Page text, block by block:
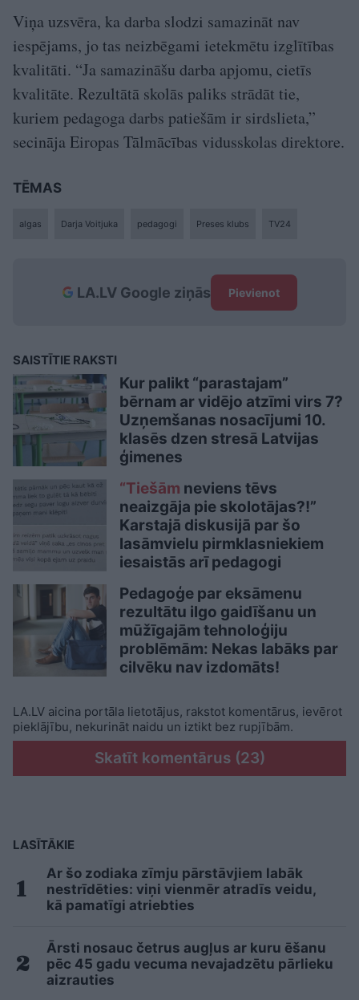
Viņa uzsvēra, ka darba slodzi samazināt nav
iespējams, jo tas neizbēgami ietekmētu izglītības
kvalitāti. “Ja samazināšu darba apjomu, cietīs
kvalitāte. Rezultātā skolās paliks strādāt tie,
kuriem pedagoga darbs patiešām ir sirdslieta,”
secināja Eiropas Tālmācības vidusskolas direktore.
TĒMAS
algas Darja Voitjuka pedagogi Preses klubs TV24
LA.LV Google ziņās Pievienot
SAISTĪTIE RAKSTI
Kur palikt “parastajam”
bērnam ar vidējo atzīmi virs 7?
Uzņemšanas nosacījumi 10.
klasēs dzen stresā Latvijas
ģimenes
“Tiešām neviens tēvs
neaizgāja pie skolotājas?!”
Karstajā diskusijā par šo
lasāmvielu pirmklasniekiem
iesaistās arī pedagogi
Pedagoģe par eksāmenu
rezultātu ilgo gaidīšanu un
mūžīgajām tehnoloģiju
problēmām: Nekas labāks par
cilvēku nav izdomāts!
LA.LV aicina portāla lietotājus, rakstot komentārus, ievērot
pieklājību, nekurināt naidu un iztikt bez rupjībām.
Skatīt komentārus (23)
LASĪTĀKIE
Ar šo zodiaka zīmju pārstāvjiem labāk
nestrīdēties: viņi vienmēr atradīs veidu,
kā pamatīgi atriebties
Ārsti nosauc četrus augļus ar kuru ēšanu
pēc 45 gadu vecuma nevajadzētu pārlieku
aizrauties